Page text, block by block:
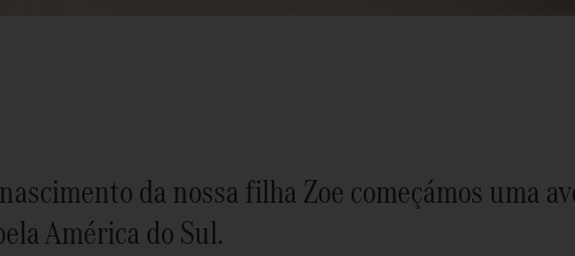
da nossa filha Zoe começámos uma
América do Sul.